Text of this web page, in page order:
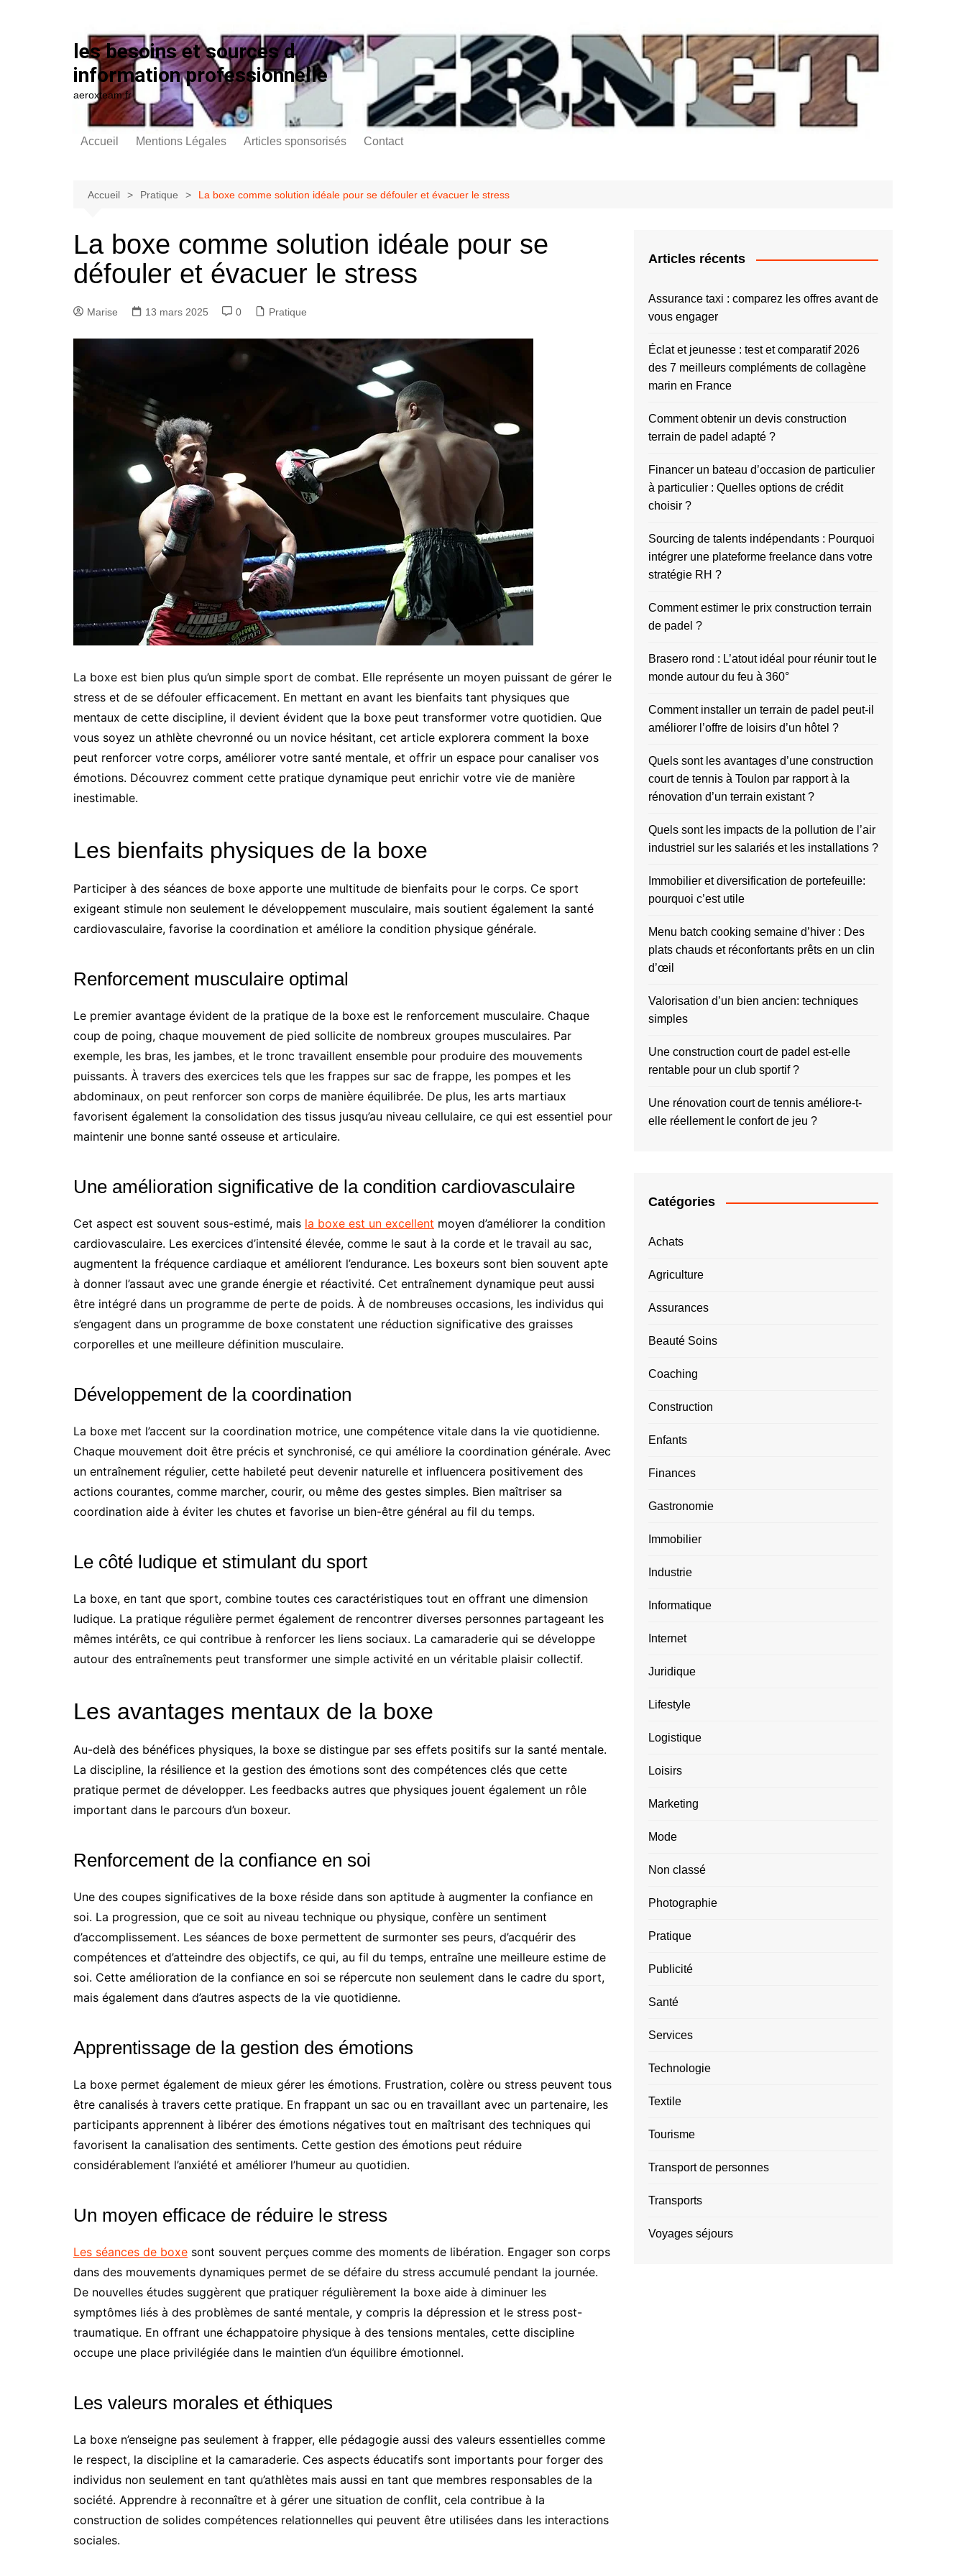
les besoins et sources d
information professionnelle
aeroxteam.fr
Accueil Mentions Légales Articles sponsorisés Contact
Accueil Pratique La boxe comme solution idéale pour se défouler et évacuer le stress
La boxe comme solution idéale pour se
défouler et évacuer le stress
Marise 13 mars 2025 0 Pratique
La boxe est bien plus qu’un simple sport de combat. Elle représente un moyen puissant de gérer le
stress et de se défouler efficacement. En mettant en avant les bienfaits tant physiques que
mentaux de cette discipline, il devient évident que la boxe peut transformer votre quotidien. Que
vous soyez un athlète chevronné ou un novice hésitant, cet article explorera comment la boxe
peut renforcer votre corps, améliorer votre santé mentale, et offrir un espace pour canaliser vos
émotions. Découvrez comment cette pratique dynamique peut enrichir votre vie de manière
inestimable.
Les bienfaits physiques de la boxe
Participer à des séances de boxe apporte une multitude de bienfaits pour le corps. Ce sport
exigeant stimule non seulement le développement musculaire, mais soutient également la santé
cardiovasculaire, favorise la coordination et améliore la condition physique générale.
Renforcement musculaire optimal
Le premier avantage évident de la pratique de la boxe est le renforcement musculaire. Chaque
coup de poing, chaque mouvement de pied sollicite de nombreux groupes musculaires. Par
exemple, les bras, les jambes, et le tronc travaillent ensemble pour produire des mouvements
puissants. À travers des exercices tels que les frappes sur sac de frappe, les pompes et les
abdominaux, on peut renforcer son corps de manière équilibrée. De plus, les arts martiaux
favorisent également la consolidation des tissus jusqu’au niveau cellulaire, ce qui est essentiel pour
maintenir une bonne santé osseuse et articulaire.
Une amélioration significative de la condition cardiovasculaire
Cet aspect est souvent sous-estimé, mais la boxe est un excellent moyen d’améliorer la condition
cardiovasculaire. Les exercices d’intensité élevée, comme le saut à la corde et le travail au sac,
augmentent la fréquence cardiaque et améliorent l’endurance. Les boxeurs sont bien souvent apte
à donner l’assaut avec une grande énergie et réactivité. Cet entraînement dynamique peut aussi
être intégré dans un programme de perte de poids. À de nombreuses occasions, les individus qui
s’engagent dans un programme de boxe constatent une réduction significative des graisses
corporelles et une meilleure définition musculaire.
Développement de la coordination
La boxe met l’accent sur la coordination motrice, une compétence vitale dans la vie quotidienne.
Chaque mouvement doit être précis et synchronisé, ce qui améliore la coordination générale. Avec
un entraînement régulier, cette habileté peut devenir naturelle et influencera positivement des
actions courantes, comme marcher, courir, ou même des gestes simples. Bien maîtriser sa
coordination aide à éviter les chutes et favorise un bien-être général au fil du temps.
Le côté ludique et stimulant du sport
La boxe, en tant que sport, combine toutes ces caractéristiques tout en offrant une dimension
ludique. La pratique régulière permet également de rencontrer diverses personnes partageant les
mêmes intérêts, ce qui contribue à renforcer les liens sociaux. La camaraderie qui se développe
autour des entraînements peut transformer une simple activité en un véritable plaisir collectif.
Les avantages mentaux de la boxe
Au-delà des bénéfices physiques, la boxe se distingue par ses effets positifs sur la santé mentale.
La discipline, la résilience et la gestion des émotions sont des compétences clés que cette
pratique permet de développer. Les feedbacks autres que physiques jouent également un rôle
important dans le parcours d’un boxeur.
Renforcement de la confiance en soi
Une des coupes significatives de la boxe réside dans son aptitude à augmenter la confiance en
soi. La progression, que ce soit au niveau technique ou physique, confère un sentiment
d’accomplissement. Les séances de boxe permettent de surmonter ses peurs, d’acquérir des
compétences et d’atteindre des objectifs, ce qui, au fil du temps, entraîne une meilleure estime de
soi. Cette amélioration de la confiance en soi se répercute non seulement dans le cadre du sport,
mais également dans d’autres aspects de la vie quotidienne.
Apprentissage de la gestion des émotions
La boxe permet également de mieux gérer les émotions. Frustration, colère ou stress peuvent tous
être canalisés à travers cette pratique. En frappant un sac ou en travaillant avec un partenaire, les
participants apprennent à libérer des émotions négatives tout en maîtrisant des techniques qui
favorisent la canalisation des sentiments. Cette gestion des émotions peut réduire
considérablement l’anxiété et améliorer l’humeur au quotidien.
Un moyen efficace de réduire le stress
Les séances de boxe sont souvent perçues comme des moments de libération. Engager son corps
dans des mouvements dynamiques permet de se défaire du stress accumulé pendant la journée.
De nouvelles études suggèrent que pratiquer régulièrement la boxe aide à diminuer les
symptômes liés à des problèmes de santé mentale, y compris la dépression et le stress post-
traumatique. En offrant une échappatoire physique à des tensions mentales, cette discipline
occupe une place privilégiée dans le maintien d’un équilibre émotionnel.
Les valeurs morales et éthiques
La boxe n’enseigne pas seulement à frapper, elle pédagogie aussi des valeurs essentielles comme
le respect, la discipline et la camaraderie. Ces aspects éducatifs sont importants pour forger des
individus non seulement en tant qu’athlètes mais aussi en tant que membres responsables de la
société. Apprendre à reconnaître et à gérer une situation de conflit, cela contribue à la
construction de solides compétences relationnelles qui peuvent être utilisées dans les interactions
sociales.
Articles récents
Assurance taxi : comparez les offres avant de
vous engager
Éclat et jeunesse : test et comparatif 2026
des 7 meilleurs compléments de collagène
marin en France
Comment obtenir un devis construction
terrain de padel adapté ?
Financer un bateau d’occasion de particulier
à particulier : Quelles options de crédit
choisir ?
Sourcing de talents indépendants : Pourquoi
intégrer une plateforme freelance dans votre
stratégie RH ?
Comment estimer le prix construction terrain
de padel ?
Brasero rond : L’atout idéal pour réunir tout le
monde autour du feu à 360°
Comment installer un terrain de padel peut-il
améliorer l’offre de loisirs d’un hôtel ?
Quels sont les avantages d’une construction
court de tennis à Toulon par rapport à la
rénovation d’un terrain existant ?
Quels sont les impacts de la pollution de l’air
industriel sur les salariés et les installations ?
Immobilier et diversification de portefeuille:
pourquoi c’est utile
Menu batch cooking semaine d’hiver : Des
plats chauds et réconfortants prêts en un clin
d’œil
Valorisation d’un bien ancien: techniques
simples
Une construction court de padel est-elle
rentable pour un club sportif ?
Une rénovation court de tennis améliore-t-
elle réellement le confort de jeu ?
Catégories
Achats
Agriculture
Assurances
Beauté Soins
Coaching
Construction
Enfants
Finances
Gastronomie
Immobilier
Industrie
Informatique
Internet
Juridique
Lifestyle
Logistique
Loisirs
Marketing
Mode
Non classé
Photographie
Pratique
Publicité
Santé
Services
Technologie
Textile
Tourisme
Transport de personnes
Transports
Voyages séjours